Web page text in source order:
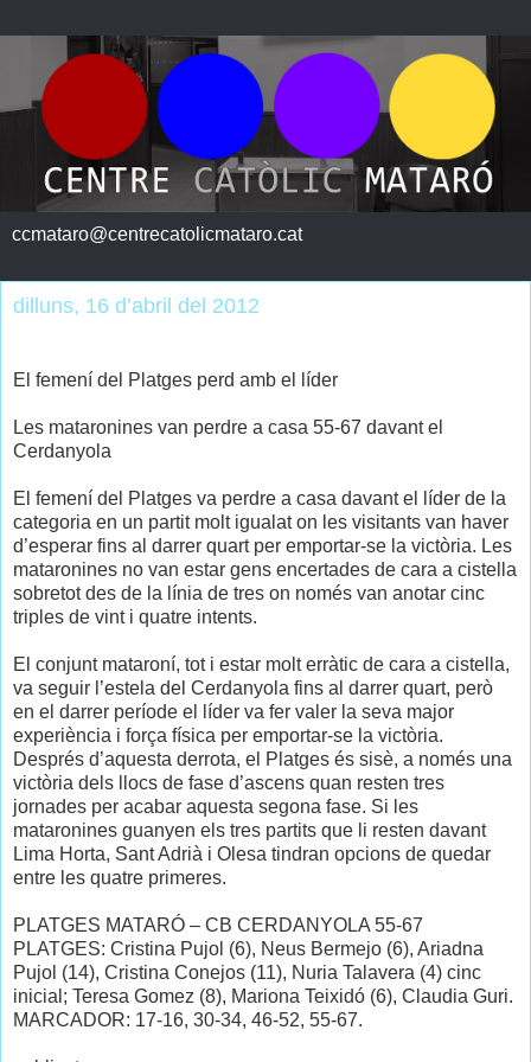
ccmataro@centrecatolicmataro.cat
dilluns, 16 d’abril del 2012
El femení del Platges perd amb el líder
Les mataronines van perdre a casa 55-67 davant el
Cerdanyola
El femení del Platges va perdre a casa davant el líder de la
categoria en un partit molt igualat on les visitants van haver
d’esperar fins al darrer quart per emportar-se la victòria. Les
mataronines no van estar gens encertades de cara a cistella
sobretot des de la línia de tres on només van anotar cinc
triples de vint i quatre intents.
El conjunt mataroní, tot i estar molt erràtic de cara a cistella,
va seguir l’estela del Cerdanyola fins al darrer quart, però
en el darrer període el líder va fer valer la seva major
experiència i força física per emportar-se la victòria.
Després d’aquesta derrota, el Platges és sisè, a només una
victòria dels llocs de fase d’ascens quan resten tres
jornades per acabar aquesta segona fase. Si les
mataronines guanyen els tres partits que li resten davant
Lima Horta, Sant Adrià i Olesa tindran opcions de quedar
entre les quatre primeres.
PLATGES MATARÓ – CB CERDANYOLA 55-67
PLATGES: Cristina Pujol (6), Neus Bermejo (6), Ariadna
Pujol (14), Cristina Conejos (11), Nuria Talavera (4) cinc
inicial; Teresa Gomez (8), Mariona Teixidó (6), Claudia Guri.
MARCADOR: 17-16, 30-34, 46-52, 55-67.